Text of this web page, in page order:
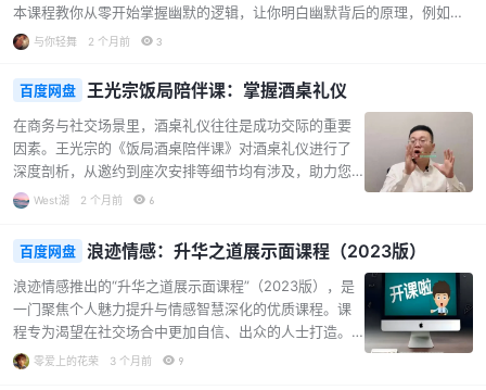
驭各种社交场景。...
本课程教你从零开始掌握幽默的逻辑，让你明白幽默背后的原理，例如幽
默的三元素以及4个原理等。 课程还会带你把握语言节奏，从四种思维出
样的幽默不油腻，如何通过夸张、自嘲、比惨等发散思维进行自嘲，以及
怎样吐槽才不会惹人厌。 此外，课程提供了一学就懂的幽默技巧工具箱，
教你积累专属的幽默素材，把握幽默的尺度，避免踏入幽默雷区。无论是
幽默地自我介绍与介绍他人，还是在聚会中成为焦点、化解尴尬，甚至是
用幽默走出情绪低谷…...
与你轻舞 2 个月前 3
百度网盘 王光宗饭局陪伴课：掌握酒桌礼仪
在商务与社交场景里，酒桌礼仪往往是成功交际的重要
因素。王光宗的《饭局酒桌陪伴课》对酒桌礼仪进行了
深度剖析，从邀约到座次安排等细节均有涉及，助力您
在酒局中应对自如。课程包含酒局的核心要素讲解，让
利开启一场成功酒局；分享精准点菜的艺术，让您在点
菜环节尽显专业；还有座次安排的策略，使您知晓如何
合理安排座次。无论是初入职场的新人，还是经验丰富
的资深人士，这门课程都能有效提升您的社交技巧，让
您在饭局中更加自信从容，展现出专业与风度。掌握饭
局必备礼仪，成为酒桌上的佼佼者，不妨从这门课程开
West湖 2 个月前 6
百度网盘 浪迹情感：升华之道展示面课程（2023版）
浪迹情感推出的“升华之道展示面课程”（2023版），是
一门聚焦个人魅力提升与情感智慧深化的优质课程。课
程专为渴望在社交场合中更加自信、出众的人士打造。
课程涵盖多个实用模块。在心理调适方面，帮助学员塑
零爱上的花荣 3 个月前 9